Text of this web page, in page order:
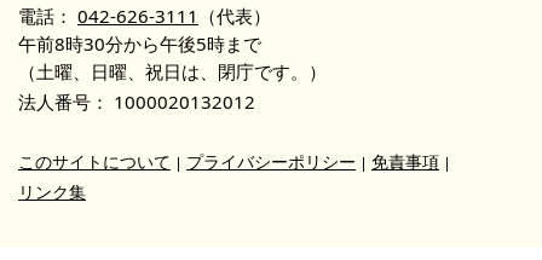
電話： 042-626-3111 （代表）
午前8時30分から午後5時まで
（土曜、日曜、祝日は、閉庁です。）
法人番号： 1000020132012
このサイトについて プライバシーポリシー
免責事項
リンク集